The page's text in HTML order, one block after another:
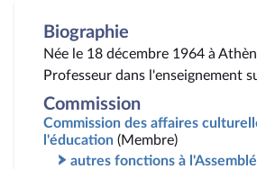
Biographie
Née le 18 décembre 1964 à
Professeur dans l'enseignement
Commission
Commission des affaires
l'éducation (Membre)
autres fonctions à